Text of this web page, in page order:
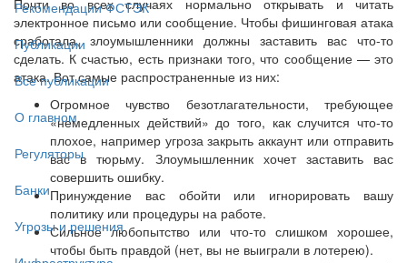
Рекомендации ФСТЭК
Публикации
Все публикации
О главном
Регуляторы
Банки
Угрозы и решения
электронное письмо или сообщение. Чтобы фишинговая атака
сработала, злоумышленники должны заставить вас что-то
сделать. К счастью, есть признаки того, что сообщение — это
атака. Вот самые распространенные из них:
Огромное чувство безотлагательности, требующее
«немедленных действий» до того, как случится что-то
плохое, например угроза закрыть аккаунт или отправить
вас в тюрьму. Злоумышленник хочет заставить вас
совершить ошибку.
Принуждение вас обойти или игнорировать вашу
политику или процедуры на работе.
Сильное любопытство или что-то слишком хорошее,
чтобы быть правдой (нет, вы не выиграли в лотерею).